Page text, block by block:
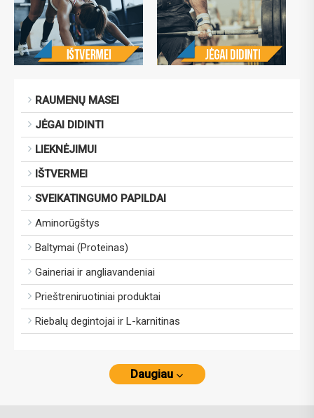
RAUMENŲ MASEI
JĖGAI DIDINTI
LIEKNĖJIMUI
IŠTVERMEI
SVEIKATINGUMO PAPILDAI
Aminorūgštys
Baltymai (Proteinas)
Gaineriai ir angliavandeniai
Prieštreniruotiniai produktai
Riebalų degintojai ir L-karnitinas
Daugiau